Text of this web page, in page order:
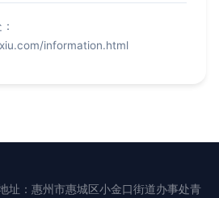
information.html
址：惠州市惠城区小金口街道办事处青